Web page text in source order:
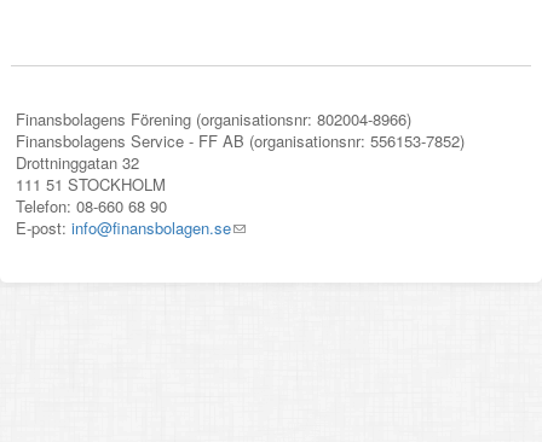
Finansbolagens Förening (organisationsnr: 802004-8966)
Finansbolagens Service - FF AB (organisationsnr: 556153-7852)
Drottninggatan 32
111 51 STOCKHOLM
Telefon: 08-660 68 90
E-post:info@finansbolagen.se(link